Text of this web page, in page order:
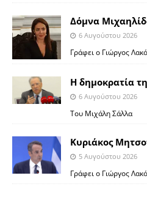
Δόμνα
6 Αυγούστου 2026
Γράφει ο Γιώργος
Η δημοκρατία
6 Αυγούστου 2026
Του Μιχάλη Σάλλα
Κυριάκος
5 Αυγούστου 2026
Γράφει ο Γιώργος